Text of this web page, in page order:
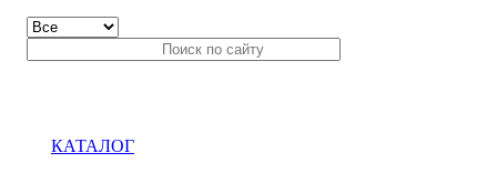
КАТАЛОГ